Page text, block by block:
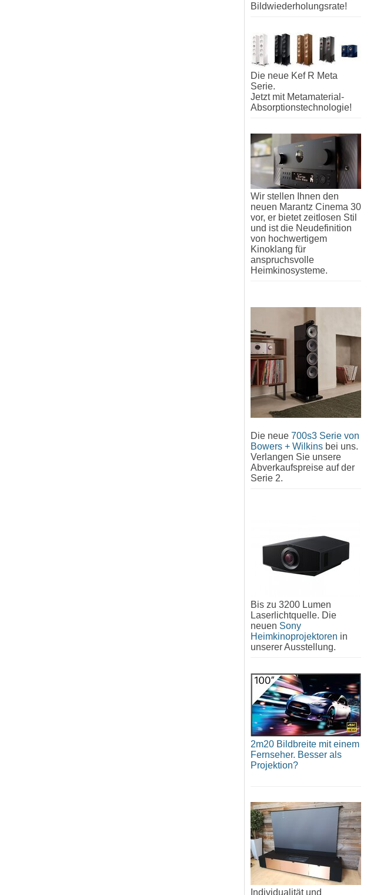
Bildwiederholungsrate!
Die neue Kef R Meta
Serie.
Jetzt mit Metamaterial-
Absorptionstechnologie!
Wir stellen Ihnen den
neuen Marantz Cinema 30
vor, er bietet zeitlosen Stil
und ist die Neudefinition
von hochwertigem
Kinoklang für
anspruchsvolle
Heimkinosysteme.
Die neue 700s3 Serie von
Bowers + Wilkins bei uns.
Verlangen Sie unsere
Abverkaufspreise auf der
Serie 2.
Bis zu 3200 Lumen
Laserlichtquelle. Die
neuen Sony
Heimkinoprojektoren in
unserer Ausstellung.
2m20 Bildbreite mit einem
Fernseher. Besser als
Projektion?
Individualität und